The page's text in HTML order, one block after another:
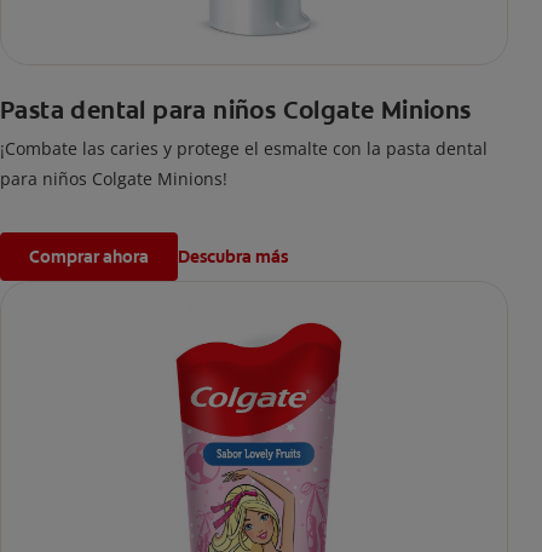
Pasta dental para niños Colgate Minions
¡Combate las caries y protege el esmalte con la pasta dental
para niños Colgate Minions!
Comprar ahora Descubra más